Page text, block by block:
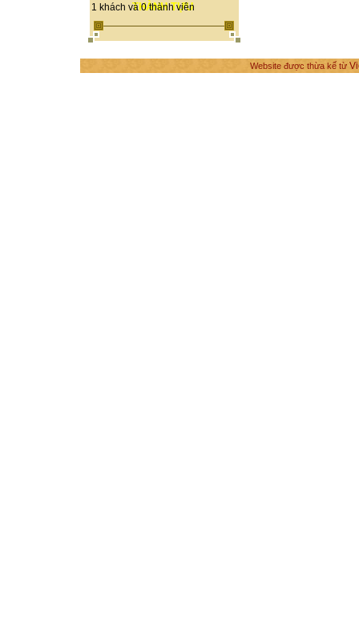
THÀNH TỰU
1 khách và 0 thành viên
Website được thừa kế từ